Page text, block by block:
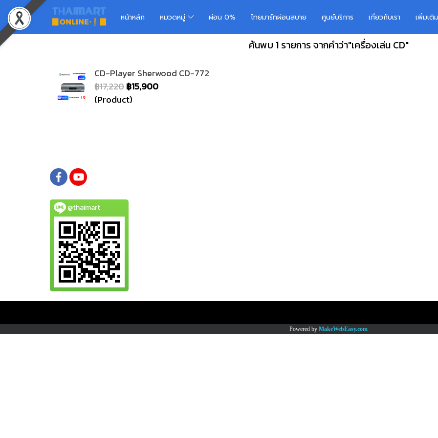
หน้าหลัก หมวดหมู่ ผ่อน 0% ไทยมาร์ทผ่อนสบาย ศูนย์บริการ เกี่ยวกับเรา เพิ่มเ
ค้นพบ 1 รายการ จากคำว่า"เครื่องเล่น CD"
CD-Player Sherwood CD-772
฿17,220฿15,900
(Product)
@thaimart
Powered by MakeWebEasy.com